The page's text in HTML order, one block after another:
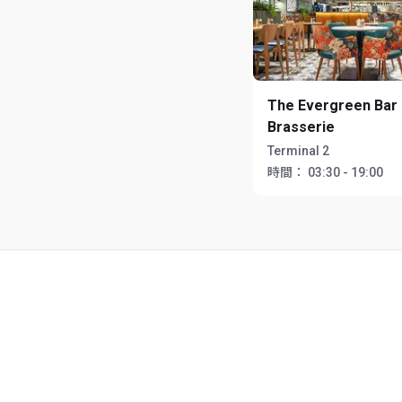
The Evergreen Bar
Brasserie
Terminal 2
時間：
03:30 - 19:00